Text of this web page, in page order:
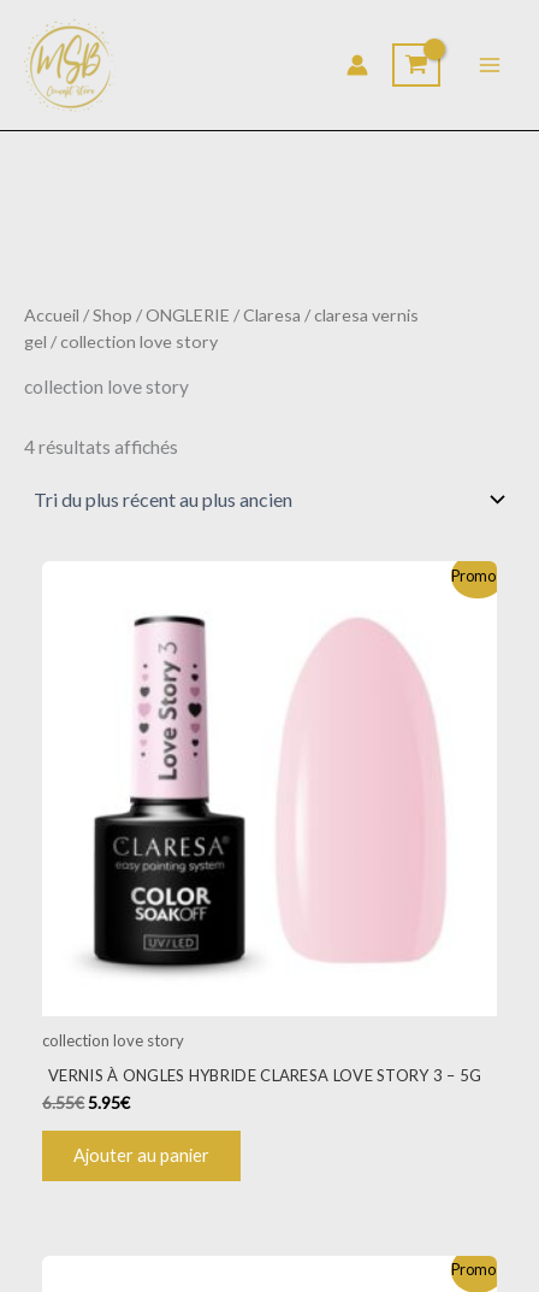
contenu
Accueil /Shop /ONGLERIE /Claresa /claresa vernis
gel / collection love story
collection love story
4 résultats affichés
Promo !
collection love story
VERNIS À ONGLES HYBRIDE CLARESA LOVE STORY 3 – 5G
6.55€5.95€
Ajouter au panier
Promo !